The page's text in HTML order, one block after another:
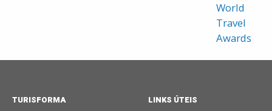
World
Travel
Awards
TURISFORMA LINKS ÚTEIS